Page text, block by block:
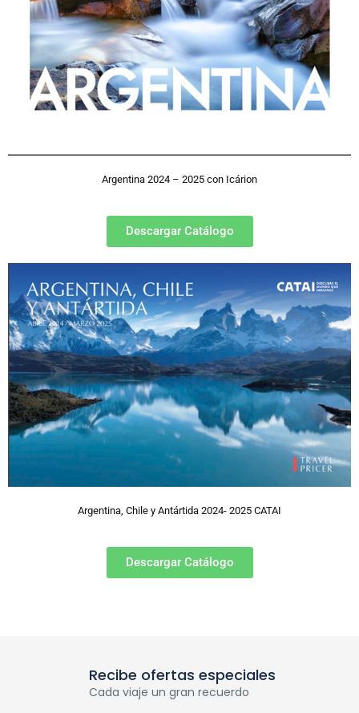
Argentina 2024 – 2025 con Icárion
Descargar Catálogo
Argentina, Chile y Antártida 2024- 2025 CATAI
Descargar Catálogo
Recibe ofertas especiales
Cada viaje un gran recuerdo